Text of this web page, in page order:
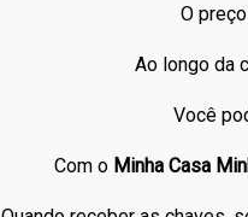
O
Ao longo da
Você
Com o Minha Casa